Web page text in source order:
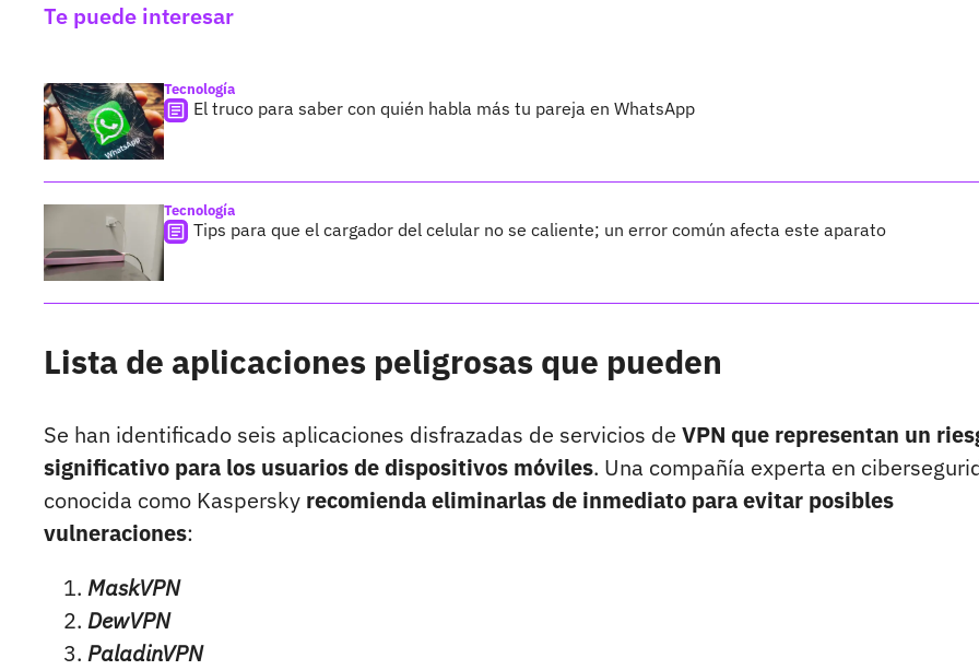
Te puede interesar
Tecnología
El truco para saber con quién habla más tu pareja en WhatsApp
Tecnología
Tips para que el cargador del celular no se caliente; un error común afecta este aparato
Lista de aplicaciones peligrosas que pueden
Se han identificado seis aplicaciones disfrazadas de servicios de VPN que representan un
significativo para los usuarios de dispositivos móviles. Una compañía experta en
conocida como Kaspersky recomienda eliminarlas de inmediato para evitar posibles
vulneraciones:
MaskVPN
DewVPN
PaladinVPN